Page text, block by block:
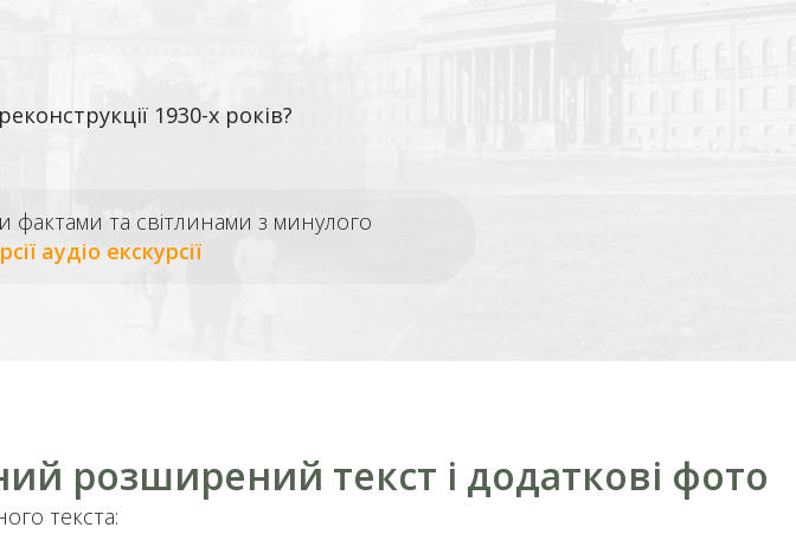
1930-х років?
фактами та світлинами з минулого
аудіо екскурсії
розширений текст і додаткові фото
текста: